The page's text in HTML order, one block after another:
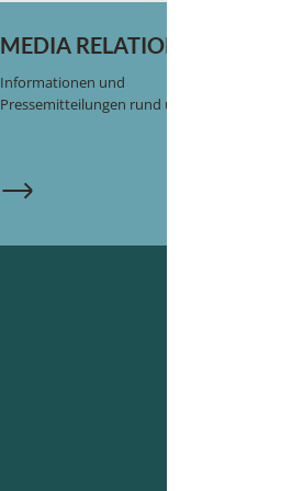
MEDIA RELATIONS
Informationen und
Pressemitteilungen rund um BEECH.